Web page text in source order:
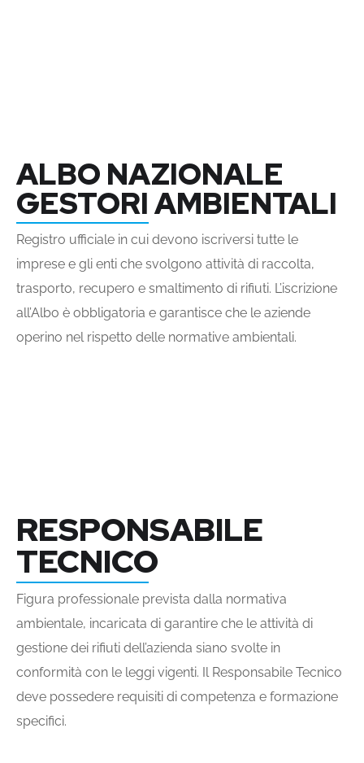
ALBO NAZIONALE
GESTORI AMBIENTALI
Registro ufficiale in cui devono iscriversi tutte le
imprese e gli enti che svolgono attività di raccolta,
trasporto, recupero e smaltimento di rifiuti. L’iscrizione
all’Albo è obbligatoria e garantisce che le aziende
operino nel rispetto delle normative ambientali.
RESPONSABILE
TECNICO
Figura professionale prevista dalla normativa
ambientale, incaricata di garantire che le attività di
gestione dei rifiuti dell’azienda siano svolte in
conformità con le leggi vigenti. Il Responsabile Tecnico
deve possedere requisiti di competenza e formazione
specifici.